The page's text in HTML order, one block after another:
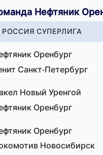
Нефтяник
СУПЕРЛИГА
Оренбург
Санкт-Петербург
Новый Уренгой
Оренбург
Оренбург
Новосибирск